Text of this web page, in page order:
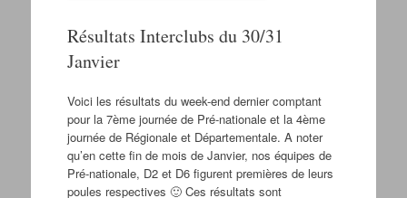
Résultats Interclubs du 30/31
Janvier
Voici les résultats du week-end dernier comptant
pour la 7ème journée de Pré-nationale et la 4ème
journée de Régionale et Départementale. A noter
qu’en cette fin de mois de Janvier, nos équipes de
Pré-nationale, D2 et D6 figurent premières de leurs
poules respectives 🙂 Ces résultats sont